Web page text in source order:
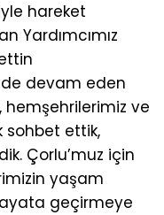
hareket
Yardımcımız
devam eden
hemşehrilerimiz ve
sohbet ettik,
Çorlu’muz için
yaşam
geçirmeye